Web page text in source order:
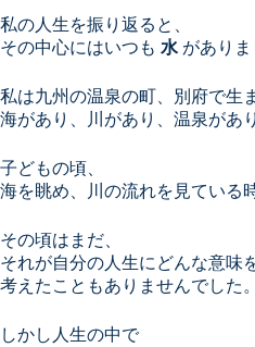
私の人生を振り返ると、
その中心にはいつも 水 がありま
私は九州の温泉の町、別府で生
海があり、川があり、温泉があ
子どもの頃、
海を眺め、川の流れを見ている
その頃はまだ、
それが自分の人生にどんな意味
考えたこともありませんでした。
しかし人生の中で